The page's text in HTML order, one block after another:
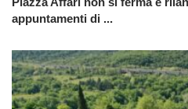
appuntamenti di ...